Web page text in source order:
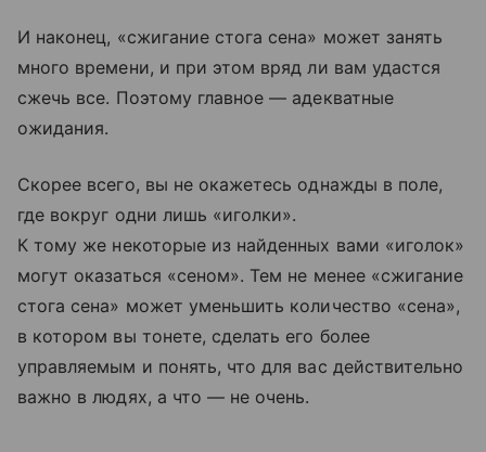
И наконец, «сжигание стога сена» может занять
много времени, и при этом вряд ли вам удастся
сжечь все. Поэтому главное — адекватные
ожидания.
Скорее всего, вы не окажетесь однажды в поле,
где вокруг одни лишь «иголки».
К тому же некоторые из найденных вами «иголок»
могут оказаться «сеном». Тем не менее «сжигание
стога сена» может уменьшить количество «сена»,
в котором вы тонете, сделать его более
управляемым и понять, что для вас действительно
важно в людях, а что — не очень.